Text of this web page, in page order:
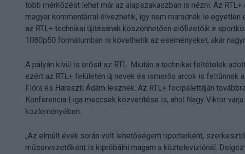
több mérkőzést lehet már az alapszakaszban is nézni. Az
magyar kommentárral élvezhetik, így nem maradnak le
az RTL+ technikai újításának köszönhetően előfizetőik a
1080p50 formátumban is követhetik az eseményeket, akár
A pályán kívül is erősít az RTL. Miután a technikai feltételek
ezért az RTL+ felületén új nevek és ismerős arcok is
Flóra és Haraszti Ádám lesznek. Az RTL+ focipalettáján
Konferencia Liga meccsek közvetítése is, ahol Nagy Viktor
közleményében.
„Az elmúlt évek során volt lehetőségem riporterként,
műsorvezetőként is kipróbálni magam a köztelevíziónál.